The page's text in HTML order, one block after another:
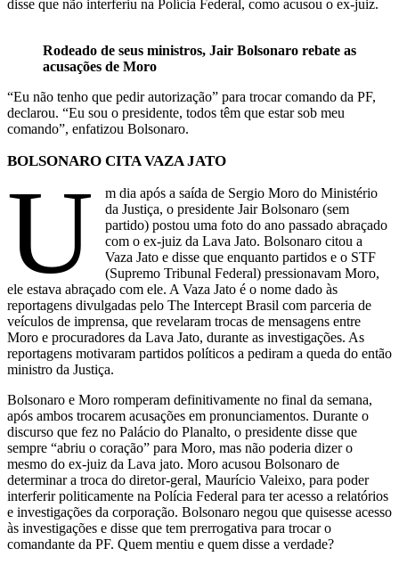
disse que não interferiu na Polícia Federal, como acusou o ex-juiz.
Rodeado de seus ministros, Jair Bolsonaro rebate as
acusações de Moro
“Eu não tenho que pedir autorização” para trocar comando da PF,
declarou. “Eu sou o presidente, todos têm que estar sob meu
comando”, enfatizou Bolsonaro.
BOLSONARO CITA VAZA JATO
U
m dia após a saída de Sergio Moro do Ministério
da Justiça, o presidente Jair Bolsonaro (sem
partido) postou uma foto do ano passado abraçado
com o ex-juiz da Lava Jato. Bolsonaro citou a
Vaza Jato e disse que enquanto partidos e o STF
(Supremo Tribunal Federal) pressionavam Moro,
ele estava abraçado com ele. A Vaza Jato é o nome dado às
reportagens divulgadas pelo The Intercept Brasil com parceria de
veículos de imprensa, que revelaram trocas de mensagens entre
Moro e procuradores da Lava Jato, durante as investigações. As
reportagens motivaram partidos políticos a pediram a queda do então
ministro da Justiça.
Bolsonaro e Moro romperam definitivamente no final da semana,
após ambos trocarem acusações em pronunciamentos. Durante o
discurso que fez no Palácio do Planalto, o presidente disse que
sempre “abriu o coração” para Moro, mas não poderia dizer o
mesmo do ex-juiz da Lava jato. Moro acusou Bolsonaro de
determinar a troca do diretor-geral, Maurício Valeixo, para poder
interferir politicamente na Polícia Federal para ter acesso a relatórios
e investigações da corporação. Bolsonaro negou que quisesse acesso
às investigações e disse que tem prerrogativa para trocar o
comandante da PF. Quem mentiu e quem disse a verdade?